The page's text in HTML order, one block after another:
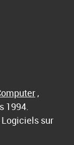
,
1994.
sur